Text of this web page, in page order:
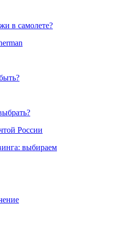
в самолете?
России
выбираем